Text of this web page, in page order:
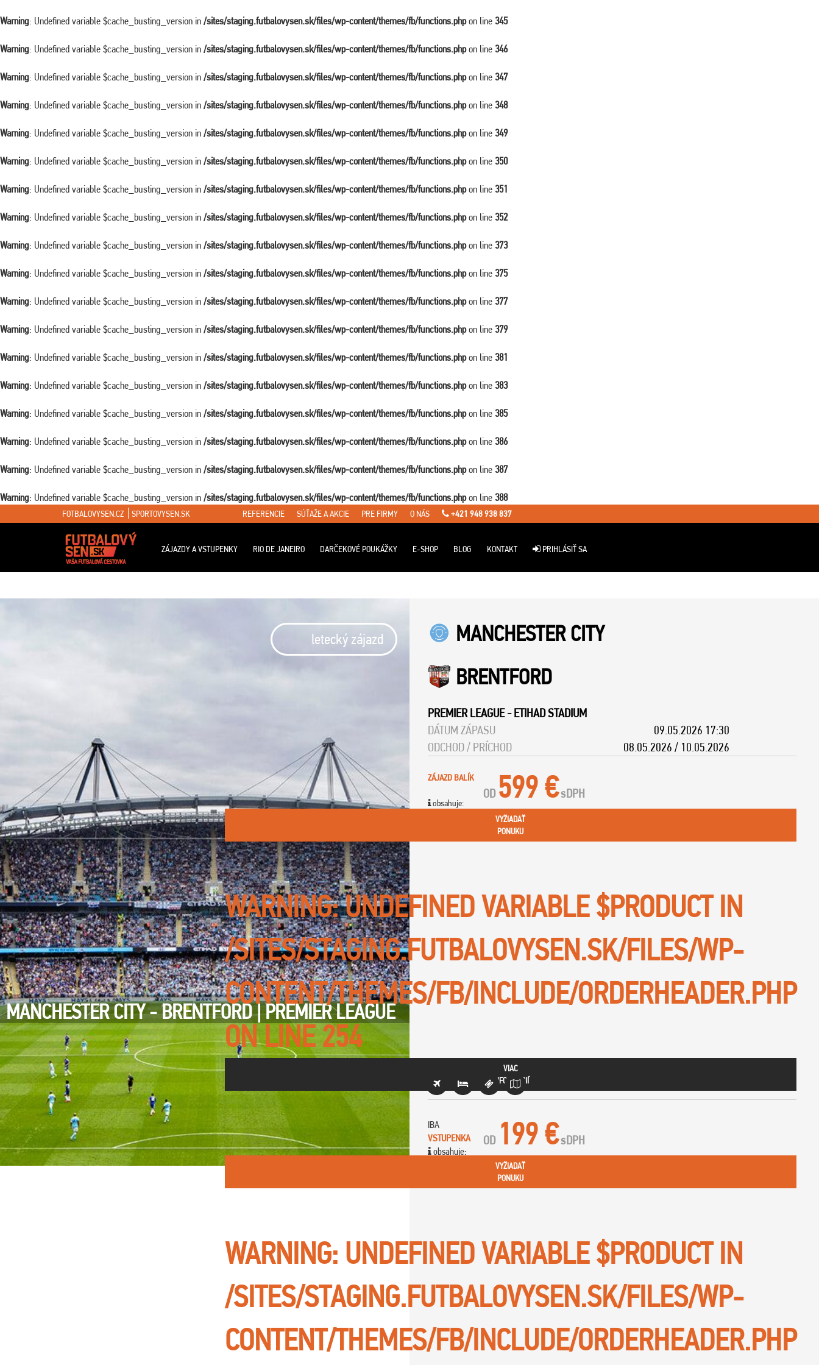
Warning: Undefined variable $cache_busting_version in /sites/staging.futbalovysen.sk/files/wp-content/themes/fb/functions.phpon line 345
Warning: Undefined variable $cache_busting_version in /sites/staging.futbalovysen.sk/files/wp-content/themes/fb/functions.phpon line 346
Warning: Undefined variable $cache_busting_version in /sites/staging.futbalovysen.sk/files/wp-content/themes/fb/functions.phpon line 347
Warning: Undefined variable $cache_busting_version in /sites/staging.futbalovysen.sk/files/wp-content/themes/fb/functions.phpon line 348
Warning: Undefined variable $cache_busting_version in /sites/staging.futbalovysen.sk/files/wp-content/themes/fb/functions.phpon line 349
Warning: Undefined variable $cache_busting_version in /sites/staging.futbalovysen.sk/files/wp-content/themes/fb/functions.phpon line 350
Warning: Undefined variable $cache_busting_version in /sites/staging.futbalovysen.sk/files/wp-content/themes/fb/functions.phpon line 351
Warning: Undefined variable $cache_busting_version in /sites/staging.futbalovysen.sk/files/wp-content/themes/fb/functions.phpon line 352
Warning: Undefined variable $cache_busting_version in /sites/staging.futbalovysen.sk/files/wp-content/themes/fb/functions.phpon line 373
Warning: Undefined variable $cache_busting_version in /sites/staging.futbalovysen.sk/files/wp-content/themes/fb/functions.phpon line 375
Warning: Undefined variable $cache_busting_version in /sites/staging.futbalovysen.sk/files/wp-content/themes/fb/functions.phpon line 377
Warning: Undefined variable $cache_busting_version in /sites/staging.futbalovysen.sk/files/wp-content/themes/fb/functions.phpon line 379
Warning: Undefined variable $cache_busting_version in /sites/staging.futbalovysen.sk/files/wp-content/themes/fb/functions.phpon line 381
Warning: Undefined variable $cache_busting_version in /sites/staging.futbalovysen.sk/files/wp-content/themes/fb/functions.phpon line 383
Warning: Undefined variable $cache_busting_version in /sites/staging.futbalovysen.sk/files/wp-content/themes/fb/functions.phpon line 385
Warning: Undefined variable $cache_busting_version in /sites/staging.futbalovysen.sk/files/wp-content/themes/fb/functions.phpon line 386
Warning: Undefined variable $cache_busting_version in /sites/staging.futbalovysen.sk/files/wp-content/themes/fb/functions.phpon line 387
Warning: Undefined variable $cache_busting_version in /sites/staging.futbalovysen.sk/files/wp-content/themes/fb/functions.phpon line 388
FOTBALOVYSEN.CZ SPORTOVYSEN.SK REFERENCIE SÚŤAŽE A AKCIE PRE FIRMY O NÁS +421 948 938 837
ZÁJAZDY A VSTUPENKY RIO DE JANEIRO DARČEKOVÉ POUKÁŽKY E-SHOP BLOG KONTAKT PRIHLÁSIŤ SA
: Attempt to read property "ID" on false in/sites/staging.futbalovysen.sk/files/wp-content/themes/fb/single-travel.phpon line 7
letecký zájazd
MANCHESTER CITY - BRENTFORD | PREMIER LEAGUE
MANCHESTER CITY
BRENTFORD
PREMIER LEAGUE-ETIHAD STADIUM
DÁTUM ZÁPASU
09.05.2026 17:30
ODCHOD / PRÍCHOD
08.05.2026 / 10.05.2026
ZÁJAZD BALÍK
obsahuje:
OD 599 € sDPH
VYŽIADAŤ
PONUKU
WARNING: UNDEFINED VARIABLE $PRODUCT IN
/SITES/STAGING.FUTBALOVYSEN.SK/FILES/WP-
CONTENT/THEMES/FB/INCLUDE/ORDERHEADER.PHP
ON LINE254
VIAC
INFORMÁCIÍ
IBA
VSTUPENKA
obsahuje:
OD 199 € sDPH
VYŽIADAŤ
PONUKU
WARNING: UNDEFINED VARIABLE $PRODUCT IN
/SITES/STAGING.FUTBALOVYSEN.SK/FILES/WP-
CONTENT/THEMES/FB/INCLUDE/ORDERHEADER.PHP